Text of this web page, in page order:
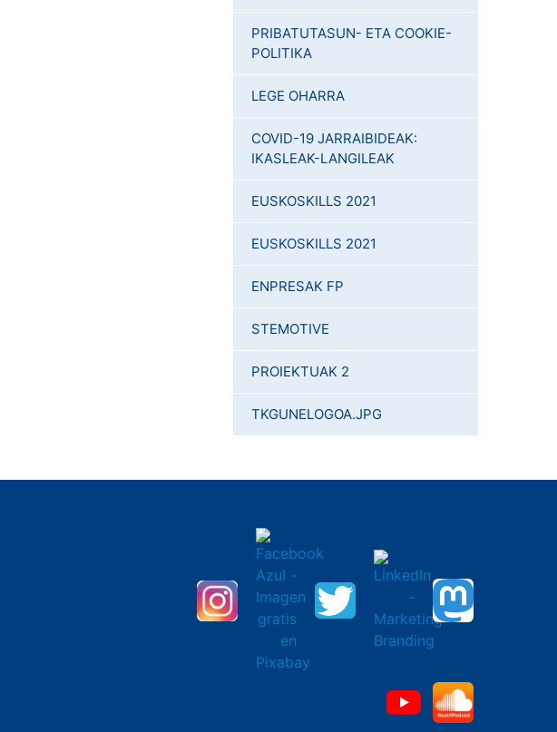
PRIBATUTASUN- ETA COOKIE-
POLITIKA
LEGE OHARRA
COVID-19 JARRAIBIDEAK:
IKASLEAK-LANGILEAK
EUSKOSKILLS 2021
EUSKOSKILLS 2021
ENPRESAK FP
STEMOTIVE
PROIEKTUAK 2
TKGUNELOGOA.JPG